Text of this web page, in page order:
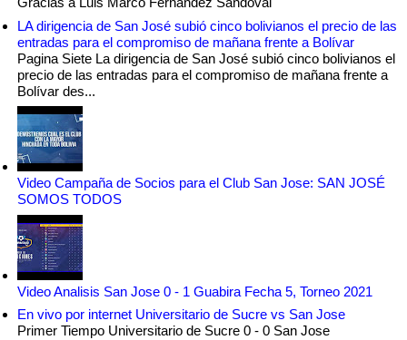
LA dirigencia de San José subió cinco bolivianos el precio de las
entradas para el compromiso de mañana frente a Bolívar
Pagina Siete La dirigencia de San José subió cinco bolivianos el
precio de las entradas para el compromiso de mañana frente a
Bolívar des...
Video Campaña de Socios para el Club San Jose: SAN JOSÉ
SOMOS TODOS
Video Analisis San Jose 0 - 1 Guabira Fecha 5, Torneo 2021
En vivo por internet Universitario de Sucre vs San Jose
Primer Tiempo Universitario de Sucre 0 - 0 San Jose